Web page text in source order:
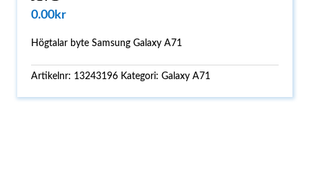
0.00kr
Högtalar byte Samsung Galaxy A71
Artikelnr: 13243196 Kategori:Galaxy A71